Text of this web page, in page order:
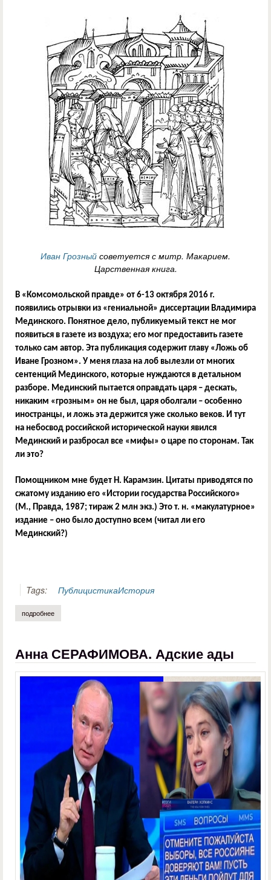
Иван Грозный советуется с митр. Макарием.
Царственная книга.
В «Комсомольской правде» от 6-13 октября 2016 г.
появились отрывки из «гениальной» диссертации Владимира
Мединского. Понятное дело, публикуемый текст не мог
появиться в газете из воздуха; его мог предоставить газете
только сам автор. Эта публикация содержит главу «Ложь об
Иване Грозном». У меня глаза на лоб вылезли от многих
сентенций Мединского, которые нуждаются в детальном
разборе. Мединский пытается оправдать царя – дескать,
никаким «грозным» он не был, царя оболгали – особенно
иностранцы, и ложь эта держится уже сколько веков. И тут
на небосвод российской исторической науки явился
Мединский и разбросал все «мифы» о царе по сторонам. Так
ли это?
Помощником мне будет Н. Карамзин. Цитаты приводятся по
сжатому изданию его «Истории государства Российского»
(М., Правда, 1987; тираж 2 млн экз.) Это т. н. «макулатурное»
издание – оно было доступно всем (читал ли его
Мединский?)
Tags: ПублицистикаИстория
подробнее
Анна СЕРАФИМОВА. Адские ады